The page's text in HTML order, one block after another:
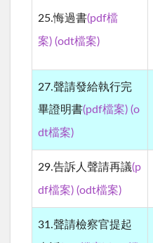
25.悔過書(pdf檔
案) (odt檔案)
27.聲請發給執行完
畢證明書(pdf檔案) (o
dt檔案)
29.告訴人聲請再議(p
df檔案) (odt檔案)
31.聲請檢察官提起